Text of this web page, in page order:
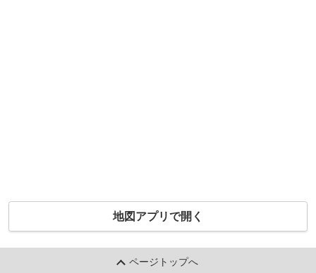
地図アプリで開く
ページトップへ